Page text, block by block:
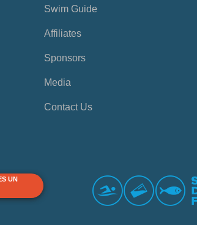
Swim Guide
Affiliates
Sponsors
Media
Contact Us
UN